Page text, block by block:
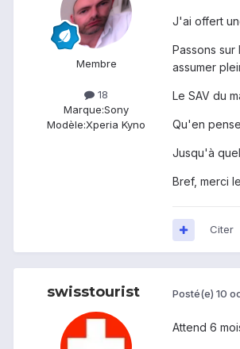
Membre
18
Marque:Sony
Modèle:Xperia Kyno
J'ai offert
Passons
assumer
Le SAV du
Qu'en
Jusqu'à
Bref, merci
Citer
swisstourist Posté(e) 10
Attend 6